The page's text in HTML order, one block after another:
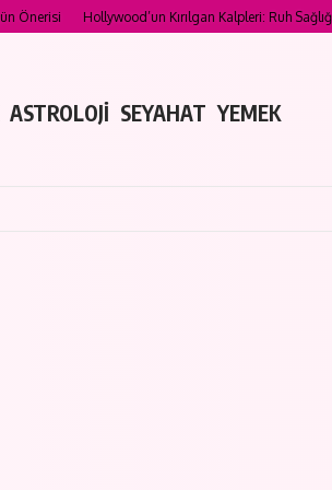
Hollywood’un Kırılgan Kalpleri: Ruh Sağlığını Açıkça
ASTROLOJİ SEYAHAT YEMEK